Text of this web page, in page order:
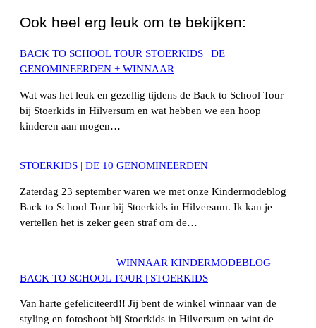
Ook heel erg leuk om te bekijken:
BACK TO SCHOOL TOUR STOERKIDS | DE
GENOMINEERDEN + WINNAAR
Wat was het leuk en gezellig tijdens de Back to School Tour
bij Stoerkids in Hilversum en wat hebben we een hoop
kinderen aan mogen…
STOERKIDS | DE 10 GENOMINEERDEN
Zaterdag 23 september waren we met onze Kindermodeblog
Back to School Tour bij Stoerkids in Hilversum. Ik kan je
vertellen het is zeker geen straf om de…
WINNAAR KINDERMODEBLOG
BACK TO SCHOOL TOUR | STOERKIDS
Van harte gefeliciteerd!! Jij bent de winkel winnaar van de
styling en fotoshoot bij Stoerkids in Hilversum en wint de